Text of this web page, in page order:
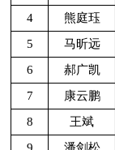
4
熊庭珏
5
马昕远
6
郝广凯
7
康云鹏
8
王斌